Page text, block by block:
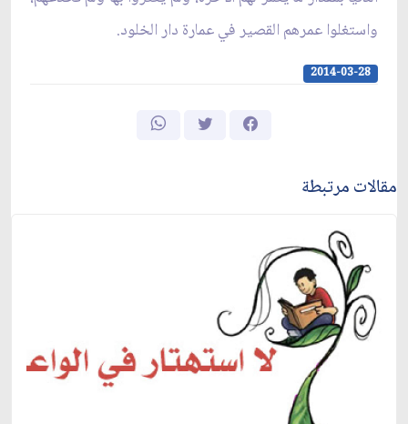
واستغلوا عمرهم القصير في عمارة دار الخلود.
2014-03-28
مقالات مرتبطة